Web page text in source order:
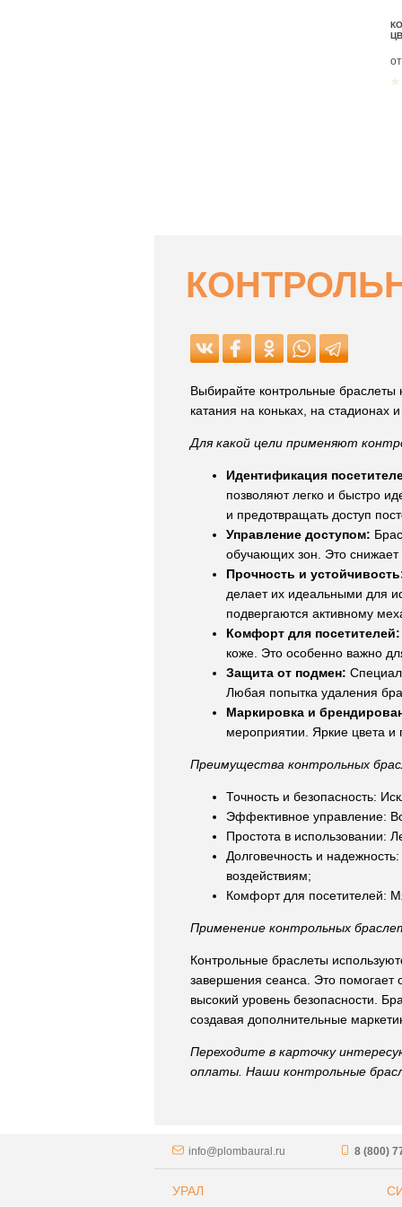
от
Выбирайте контрольные браслеты
катания на коньках, на стадионах
Для какой цели применяют
Идентификация
позволяют легко и быстро
и предотвращать доступ
Управление доступом:
обучающих зон. Это снижает
Прочность и
делает их идеальными для
подвергаются активному
Комфорт для посетителей:
коже. Это особенно важно
Защита от подмен:
Любая попытка удаления
Маркировка и
мероприятии. Яркие цвета
Преимущества контрольных
Точность и безопасность:
Эффективное управление:
Простота в использовании:
Долговечность и
воздействиям;
Комфорт для посетителей:
Применение контрольных
Контрольные браслеты
завершения сеанса. Это помогает
высокий уровень безопасности.
создавая дополнительные
Переходите в карточку
оплаты. Наши контрольные
info@plombaural.ru 8 (800)
УРАЛ